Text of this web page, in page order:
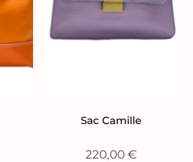
Sac Camille
220,00 €